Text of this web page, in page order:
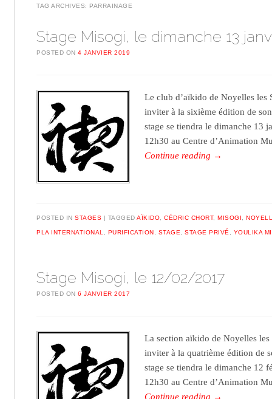
TAG ARCHIVES: PARRAINAGE
Stage Misogi, le dimanche 13
POSTED ON4 JANVIER 2019
Le club d’aïkido de Noyelles les
inviter à la sixième édition de
stage se tiendra le dimanche 13
12h30 au Centre d’Animation
Continue reading →
POSTED INSTAGES TAGGEDAÏKIDO ,CÉDRIC CHORT,MISOGI ,
PLA INTERNATIONAL PURIFICATION STAGE ,STAGE PRIVÉ YOULIKA
Stage Misogi, le 12/02/2017
POSTED ON6 JANVIER 2017
La section aïkido de Noyelles
inviter à la quatrième édition de
stage se tiendra le dimanche 12
12h30 au Centre d’Animation
Continue reading →